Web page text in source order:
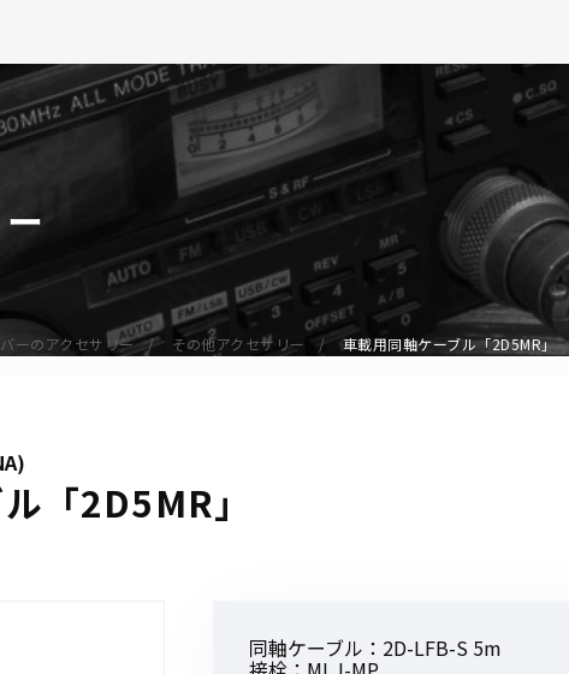
局）
局）
アクセサリー
イヤホンマイク
スピーカーマイク
イヤホン
無線機収納・運搬ケース
ーのアクセサリー その他アクセサリー 車載用同軸ケーブル「2D5MR」
「2D5MR」
同軸ケーブル：2D-LFB-S 5m